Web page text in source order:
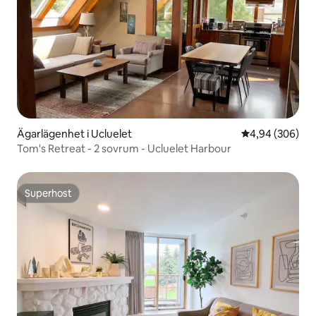
Ägarlägenhet i Ucluelet 4,94 av 5 i
4,94 (306)
Tom's Retreat - 2 sovrum - Ucluelet Harbour
Superhost
Superhost